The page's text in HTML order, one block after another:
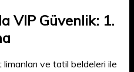
VIP Güvenlik: 1.
limanları ve tatil beldeleri ile